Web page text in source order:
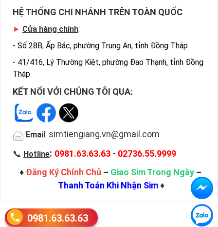
HỆ THỐNG CHI NHÁNH TRÊN TOÀN QUỐC
► Cửa hàng chính:
- Số 28B, Ấp Bắc, phường Trung An, tỉnh Đồng Tháp
- 41/416, Lý Thường Kiệt, phường Đạo Thạnh, tỉnh Đồng
Tháp
KẾT NỐI VỚI CHÚNG TÔI QUA:
Email : simtiengiang.vn@gmail.com
📞 Hotline: 0981.63.63.63 - 02736.55.9999
♦ Đăng Ký Chính Chủ – Giao Sim Trong Ngày –
Thanh Toán Khi Nhận Sim♦
0981.63.63.63